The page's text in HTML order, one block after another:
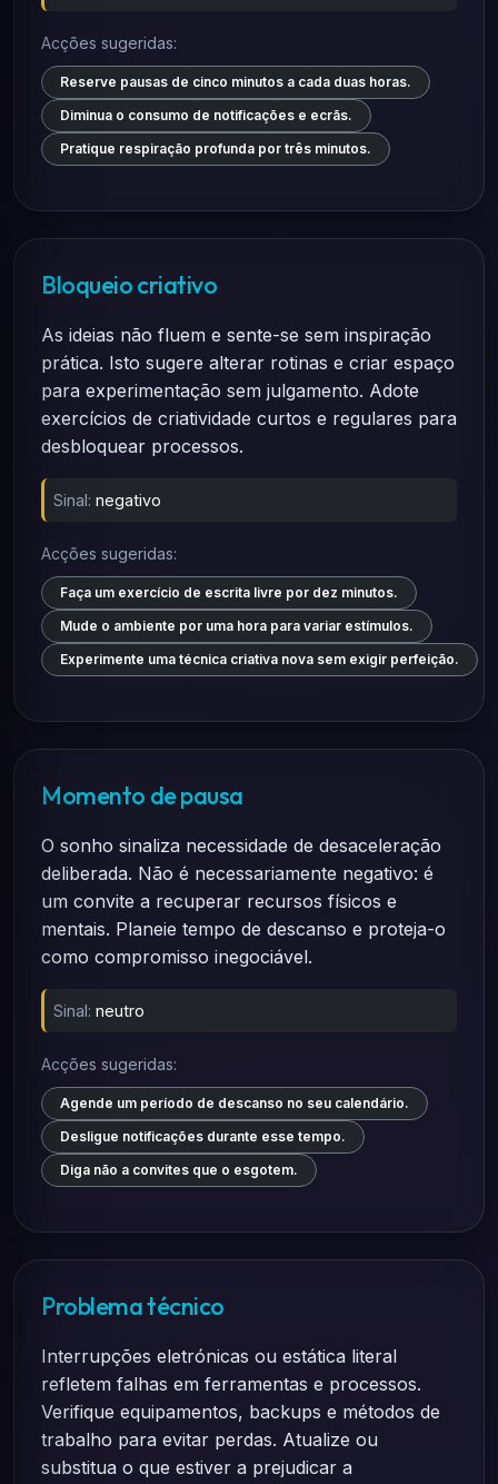
Acções sugeridas:
Reserve pausas de cinco minutos a cada duas horas.
Diminua o consumo de notificações e ecrãs.
Pratique respiração profunda por três minutos.
Bloqueio criativo
As ideias não fluem e sente-se sem inspiração
prática. Isto sugere alterar rotinas e criar espaço
para experimentação sem julgamento. Adote
exercícios de criatividade curtos e regulares para
desbloquear processos.
Sinal: negativo
Acções sugeridas:
Faça um exercício de escrita livre por dez minutos.
Mude o ambiente por uma hora para variar estímulos.
Experimente uma técnica criativa nova sem exigir perfeição.
Momento de pausa
O sonho sinaliza necessidade de desaceleração
deliberada. Não é necessariamente negativo: é
um convite a recuperar recursos físicos e
mentais. Planeie tempo de descanso e proteja-o
como compromisso inegociável.
Sinal: neutro
Acções sugeridas:
Agende um período de descanso no seu calendário.
Desligue notificações durante esse tempo.
Diga não a convites que o esgotem.
Problema técnico
Interrupções eletrónicas ou estática literal
refletem falhas em ferramentas e processos.
Verifique equipamentos, backups e métodos de
trabalho para evitar perdas. Atualize ou
substitua o que estiver a prejudicar a